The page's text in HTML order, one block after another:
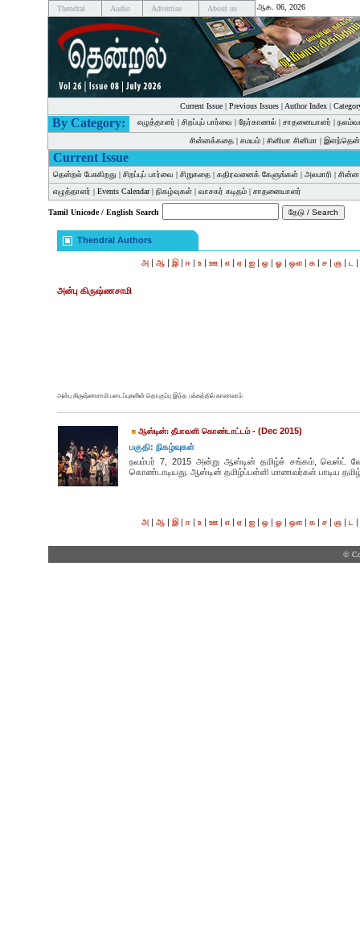
Thendral Audio Advertise About us ஆக. 06, 2026
Current Issue| Previous Issues| Author Index|
By Category: எழுத்தாளர் | சிறப்புப் பார்வை | நேர்காணல் | சாதனையாளர் |
சின்னக்கதை | சமயம் | சினிமா சினிமா |
Current Issue
தென்றல் பேசுகிறது | சிறப்புப் பார்வை | சிறுகதை | கதிரவனைக் கேளுங்கள் | அலமாரி |
எழுத்தாளர் | Events Calendar| நிகழ்வுகள் | வாசகர் கடிதம் | சாதனையாளர்
Tamil Unicode / English Search
Thendral Authors
அ | ஆ | இ| ஈ | உ | ஊ | எ | ஏ | ஐ | ஒ | ஓ | ஔ| க | ச | ஞ | ட |
அன்பு கிருஷ்ணசாமி
அன்பு கிருஷ்ணசாமி படைப்புகளின் தொகுப்பு இந்த பக்கத்தில் காணலாம்
ஆஸ்டின்: தீபாவளி கொண்டாட்டம்- (Dec 2015)
பகுதி: நிகழ்வுகள்
நவம்பர் 7, 2015 அன்று ஆஸ்டின் தமிழ்ச் சங்கம், வெஸ்ட்
கொண்டாடியது. ஆஸ்டின் தமிழ்ப்பள்ளி மாணவர்கள் பாடிய
அ | ஆ | இ| ஈ | உ | ஊ | எ | ஏ | ஐ | ஒ | ஓ | ஔ| க | ச | ஞ | ட |
©